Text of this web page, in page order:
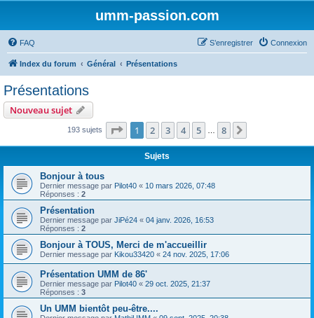
umm-passion.com
FAQ Connexion
S’enregistrer
Index du forum Général Présentations
Présentations
Nouveau sujet
193 sujets Page 1sur8
1 2 3 4 5 8
Sujets
Bonjour à tous
Dernier message par Pilot40 « 10 mars 2026, 07:48
Réponses : 2
Présentation
Dernier message par JiPé24 « 04 janv. 2026, 16:53
Réponses : 2
Bonjour à TOUS, Merci de m'accueillir
Dernier message par Kikou33420 « 24 nov. 2025, 17:06
Présentation UMM de 86'
Dernier message par Pilot40 « 29 oct. 2025, 21:37
Réponses : 3
Un UMM bientôt peu-être....